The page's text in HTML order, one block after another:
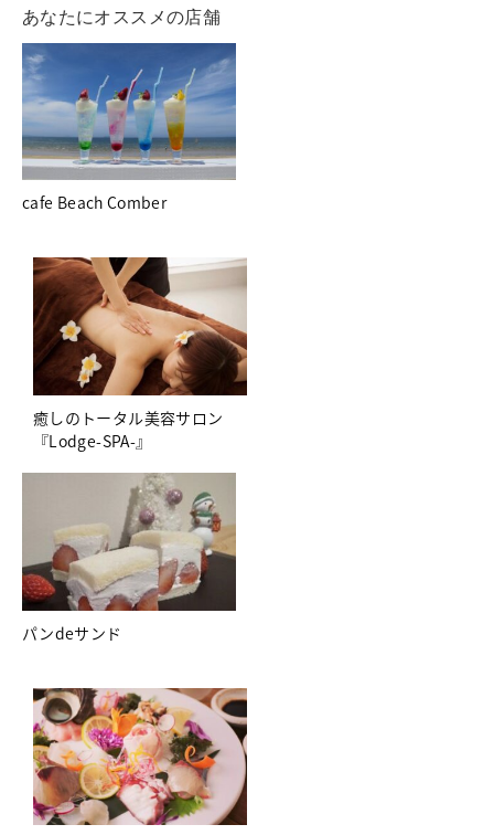
あなたにオススメの店舗
cafe Beach Comber
癒しのトータル美容サロン
『Lodge-SPA-』
パンdeサンド